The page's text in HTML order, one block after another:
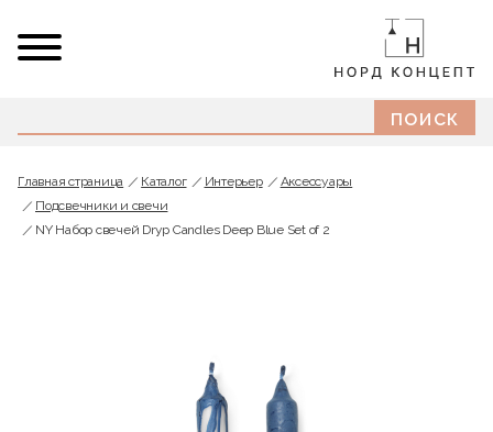
Главная страница Каталог Интерьер
Аксессуары
Подсвечники и свечи
NY Набор свечей Dryp Candles Deep Blue Set of 2